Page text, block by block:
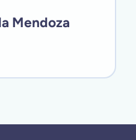
Mendoza